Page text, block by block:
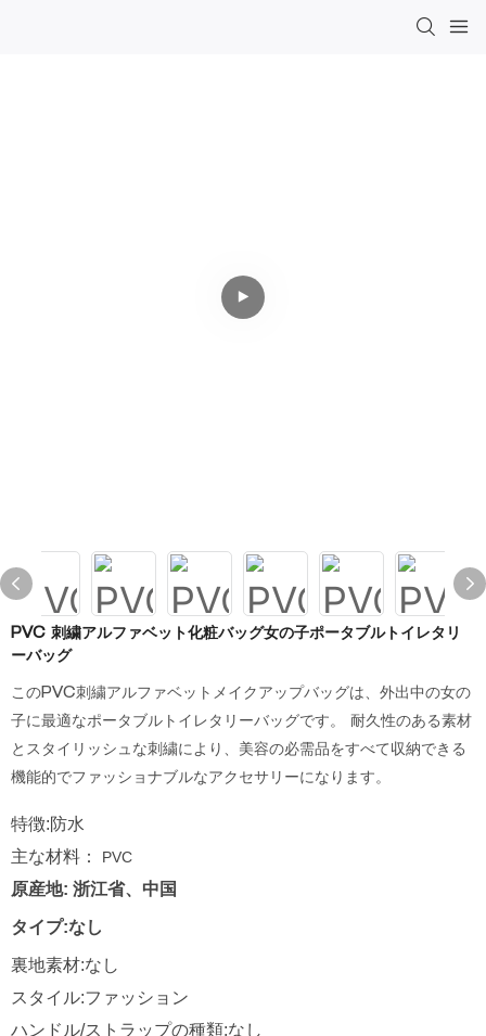
PVC 刺繍アルファベット化粧バッグ女の子ポータブルトイレタリ
ーバッグ
このPVC刺繍アルファベットメイクアップバッグは、外出中の女の
子に最適なポータブルトイレタリーバッグです。 耐久性のある素材
とスタイリッシュな刺繍により、美容の必需品をすべて収納できる
機能的でファッショナブルなアクセサリーになります。
特徴:防水
主な材料： PVC
原産地: 浙江省、中国
タイプ:なし
裏地素材:なし
スタイル:ファッション
ハンドル/ストラップの種類:なし